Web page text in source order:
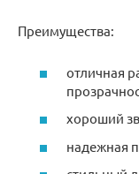
Преимущества:
отличная
хороший
надежная